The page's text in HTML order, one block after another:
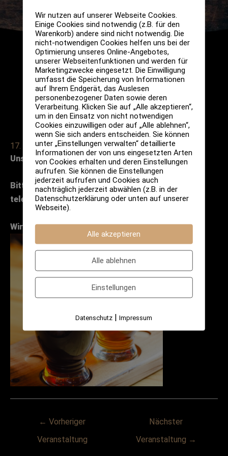
17. November 2022
Unser offenes Tasting am Donnerstag.
Bitte nurunter Voranmeldung per Mail oder
telefonisch.
Wir freuen uns auf Euch!
← Vorheriger
Veranstaltung
Nächster
Veranstaltung →
Wir nutzen auf unserer Webseite Cookies.
Einige Cookies sind notwendig (z.B. für den
Warenkorb) andere sind nicht notwendig. Die
nicht-notwendigen Cookies helfen uns bei der
Optimierung unseres Online-Angebotes,
unserer Webseitenfunktionen und werden für
Marketingzwecke eingesetzt. Die Einwilligung
umfasst die Speicherung von Informationen
auf Ihrem Endgerät, das Auslesen
personenbezogener Daten sowie deren
Verarbeitung. Klicken Sie auf „Alle akzeptieren“,
um in den Einsatz von nicht notwendigen
Cookies einzuwilligen oder auf „Alle ablehnen“,
wenn Sie sich anders entscheiden. Sie können
unter „Einstellungen verwalten“ detaillierte
Informationen der von uns eingesetzten Arten
von Cookies erhalten und deren Einstellungen
aufrufen. Sie können die Einstellungen
jederzeit aufrufen und Cookies auch
nachträglich jederzeit abwählen (z.B. in der
Datenschutzerklärung oder unten auf unserer
Webseite).
Alle akzeptieren
Alle ablehnen
Einstellungen
Datenschutz |Impressum